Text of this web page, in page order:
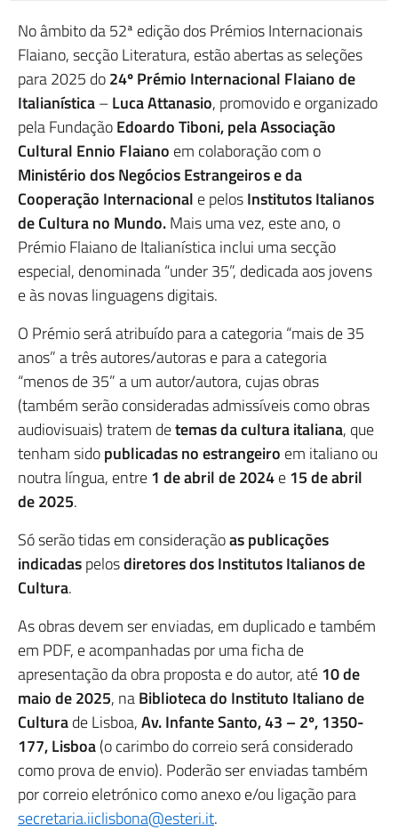
No âmbito da 52ª edição dos Prémios Internacionais
Flaiano, secção Literatura, estão abertas as seleções
para 2025 do24º Prémio Internacional Flaiano de
Italianística–Luca Attanasio, promovido e organizado
pela FundaçãoEdoardo Tiboni, pela Associação
Cultural Ennio Flaiano em colaboração com o
Ministério dos Negócios Estrangeiros e da
Cooperação Internacional e pelosInstitutos Italianos
de Cultura no Mundo.Mais uma vez, este ano, o
Prémio Flaiano de Italianística inclui uma secção
especial, denominada “under 35”, dedicada aos jovens
e às novas linguagens digitais.
O Prémio será atribuído para a categoria “mais de 35
anos” a três autores/autoras e para a categoria
“menos de 35” a um autor/autora, cujas obras
(também serão consideradas admissíveis como obras
audiovisuais) tratem detemas da cultura italiana, que
tenham sidopublicadas no estrangeiro em italiano ou
noutra língua, entre1 de abril de 2024e15 de abril
de 2025.
Só serão tidas em consideraçãoas publicações
indicadaspelosdiretores dos Institutos Italianos de
Cultura.
As obras devem ser enviadas, em duplicado e também
em PDF, e acompanhadas por uma ficha de
apresentação da obra proposta e do autor, até10 de
maio de 2025, naBiblioteca do Instituto Italiano de
Culturade Lisboa,Av. Infante Santo, 43 – 2º, 1350-
177, Lisboa(o carimbo do correio será considerado
como prova de envio). Poderão ser enviadas também
por correio eletrónico como anexo e/ou ligação para
secretaria.iiclisbona@esteri.it.